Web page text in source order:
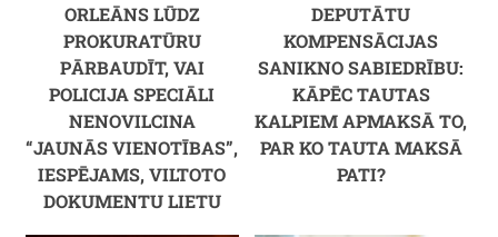
ORLEĀNS LŪDZ
PROKURATŪRU
PĀRBAUDĪT, VAI
POLICIJA SPECIĀLI
NENOVILCINA
“JAUNĀS VIENOTĪBAS”,
IESPĒJAMS, VILTOTO
DOKUMENTU LIETU
DEPUTĀTU
KOMPENSĀCIJAS
SANIKNO SABIEDRĪBU:
KĀPĒC TAUTAS
KALPIEM APMAKSĀ TO,
PAR KO TAUTA MAKSĀ
PATI?